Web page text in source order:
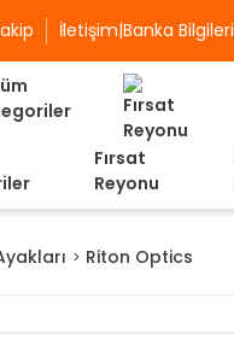
İletişim|Banka Bilgileri
Fırsat
Reyonu
Riton Optics